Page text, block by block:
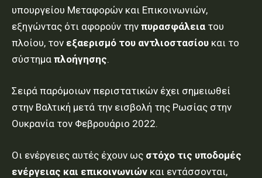
υπουργείου Μεταφορών και Επικοινωνιών,
εξηγώντας ότι αφορούν την πυρασφάλεια του
πλοίου, τον εξαερισμό του αντλιοστασίου και το
σύστημα πλοήγησης.
Σειρά παρόμοιων περιστατικών έχει σημειωθεί
στην Βαλτική μετά την εισβολή της Ρωσίας στην
Ουκρανία τον Φεβρουάριο 2022.
Οι ενέργειες αυτές έχουν ως στόχο τις υποδομές
ενέργειας και επικοινωνιών και εντάσσονται,